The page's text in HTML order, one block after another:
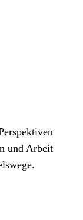
und Arbeit